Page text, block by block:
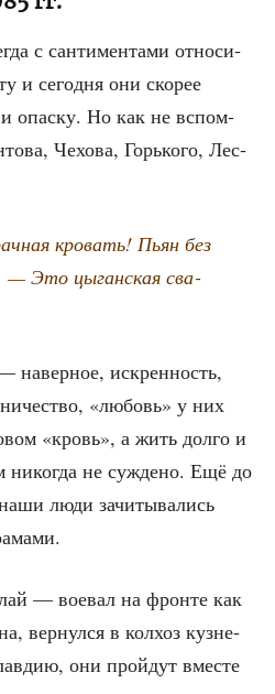
с сан­ти­мен­та­ми отно­си­
и сего­дня они ско­рее
опас­ку. Но как не вспом­
Чехо­ва, Горь­ко­го, Лес­
кро­вать! Пьян без
— Это цыган­ская сва­
навер­ное, искрен­ность,
«любовь» у них
«кровь», а жить дол­го и
нико­гда не суж­де­но. Ещё до
люди зачи­ты­ва­лись
— вое­вал на фрон­те как
вер­нул­ся в кол­хоз куз­не­
они прой­дут вме­сте